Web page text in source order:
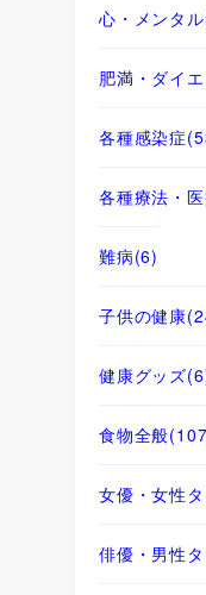
心・メンタル
肥満・ダイ
各種感染症
各種療法・
難病(6)
子供の健康
健康グッズ
食物全般
女優・女性
俳優・男性